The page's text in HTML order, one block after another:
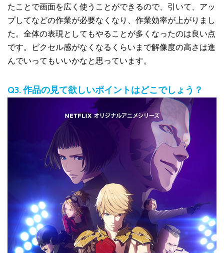
たことで画面を広く使うことができるので、引いて、アッ
プしてなどの作業が必要なくなり、作業効率が上がりまし
た。全体の表現としてもやることが多くなったのは良い点
です。ピクセル感がなくなるくらいまで解像度の高さは進
んでいってもいいかなと思っています。
Q3. 作品の見て欲しいポイントはどこでしょう？